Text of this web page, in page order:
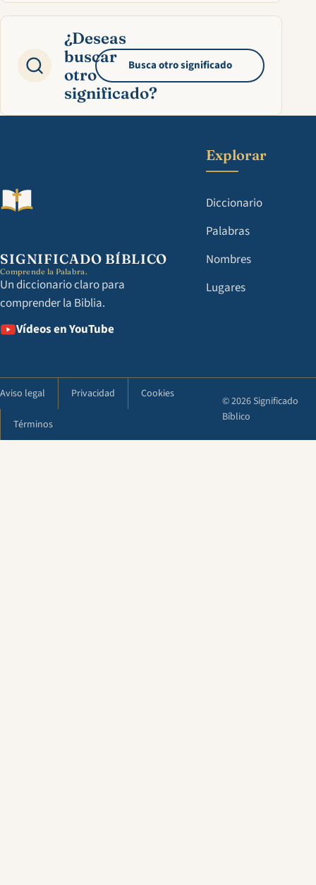
¿Deseas
buscar
otro
significado?
Busca otro significado
SIGNIFICADO BÍBLICO
Comprende la Palabra.
Un diccionario claro para
comprender la Biblia.
Vídeos en YouTube
Explorar
Diccionario
Palabras
Nombres
Lugares
Aviso legal Privacidad Cookies
Términos
© 2026 Significado
Bíblico